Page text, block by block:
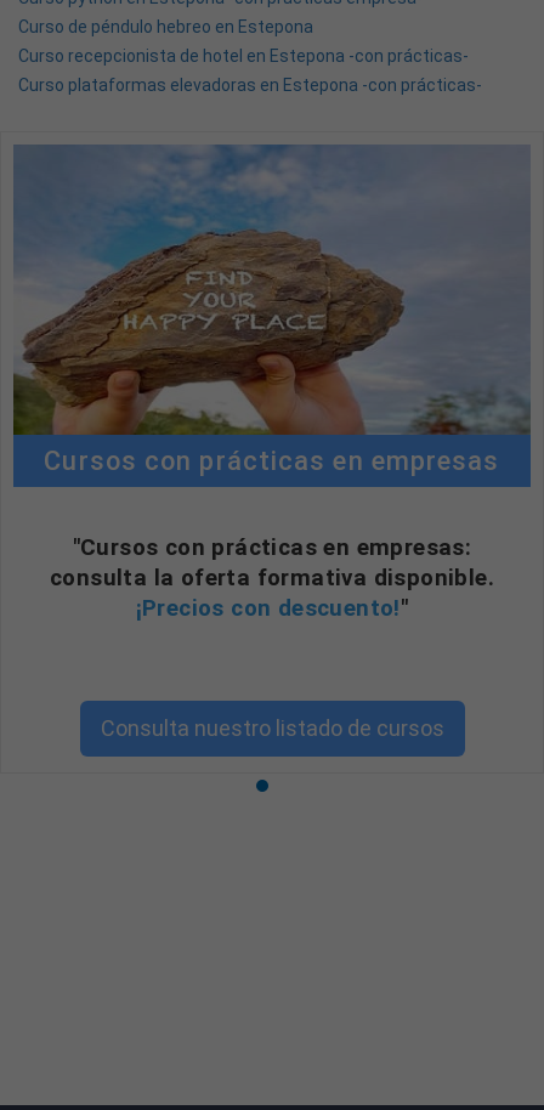
Curso de péndulo hebreo en Estepona
Curso recepcionista de hotel en Estepona -con prácticas-
Curso plataformas elevadoras en Estepona -con prácticas-
Cursos con prácticas en empresas
"Cursos con prácticas en empresas:
consulta la oferta formativa disponible.
¡Precios con descuento!"
Consulta nuestro listado de cursos